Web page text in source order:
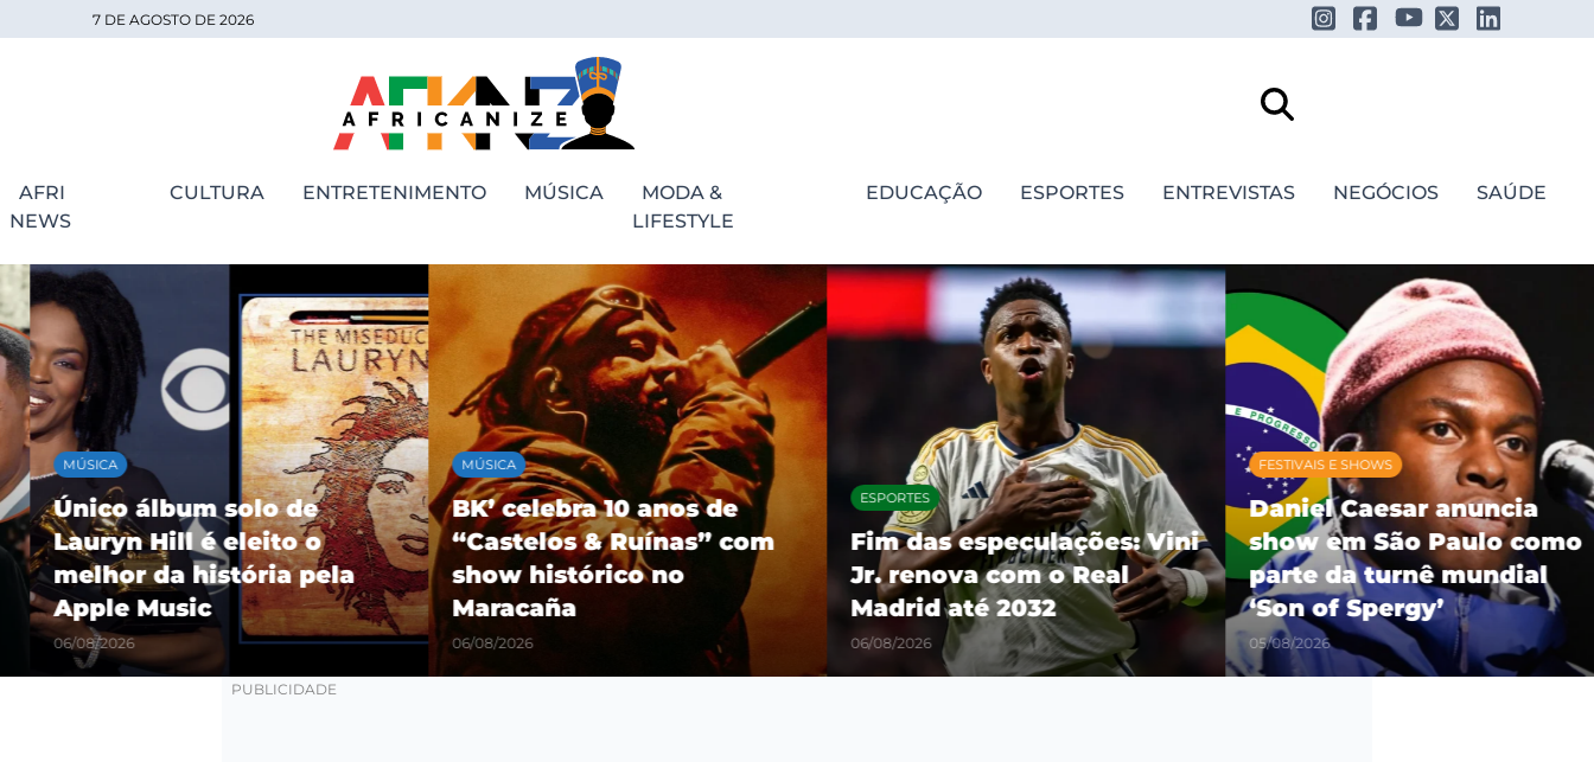
7 DE AGOSTO DE 2026
AFRI
NEWS
CULTURA ENTRETENIMENTO MÚSICA
MODA &
LIFESTYLE
EDUCAÇÃO ESPORTES ENTREVISTAS NEGÓCIOS SAÚDE
MÚSICA
Único álbum solo de
Lauryn Hill é eleito o
melhor da história pela
Apple Music
06/08/2026
MÚSICA
BK’ celebra 10 anos de
“Castelos & Ruínas” com
show histórico no
Maracaña
06/08/2026
ESPORTES
Fim das especulações: Vini
Jr. renova com o Real
Madrid até 2032
06/08/2026
FESTIVAIS E SHOWS
Daniel Caesar anuncia
show em São Paulo como
parte da turnê mundial
‘Son of Spergy’
05/08/2026